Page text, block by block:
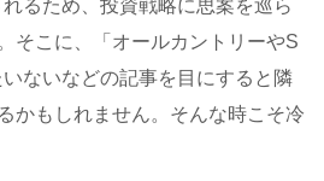
るため、投資戦略に思案を巡ら
そこに、「オールカントリーやS
ないなどの記事を目にすると隣
かもしれません。そんな時こそ冷